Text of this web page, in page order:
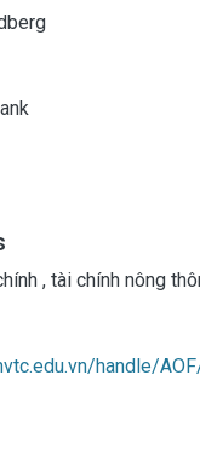
, tài chính nông
handle/